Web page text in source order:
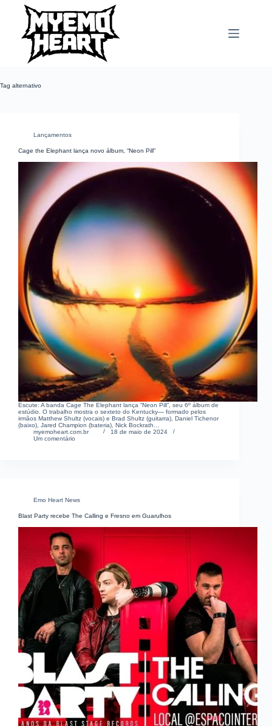
Tag alternativo
Lançamentos
Cage the Elephant lança novo álbum, “Neon Pill”
Escute: A banda Cage The Elephant lança “Neon Pill”, seu 6º álbum de
estúdio. O trabalho mostra o sexteto do Kentucky— formado pelos
irmãos Matthew Shultz (vocais) e Brad Shultz (guitarra), Daniel Tichenor
(baixo), Jared Champion (bateria), Nick Bockrath…
myemoheart.com.br
18 de maio de 2024
Um comentário
Emo Heart News
Blast Party recebe The Calling e Fresno em Guarulhos